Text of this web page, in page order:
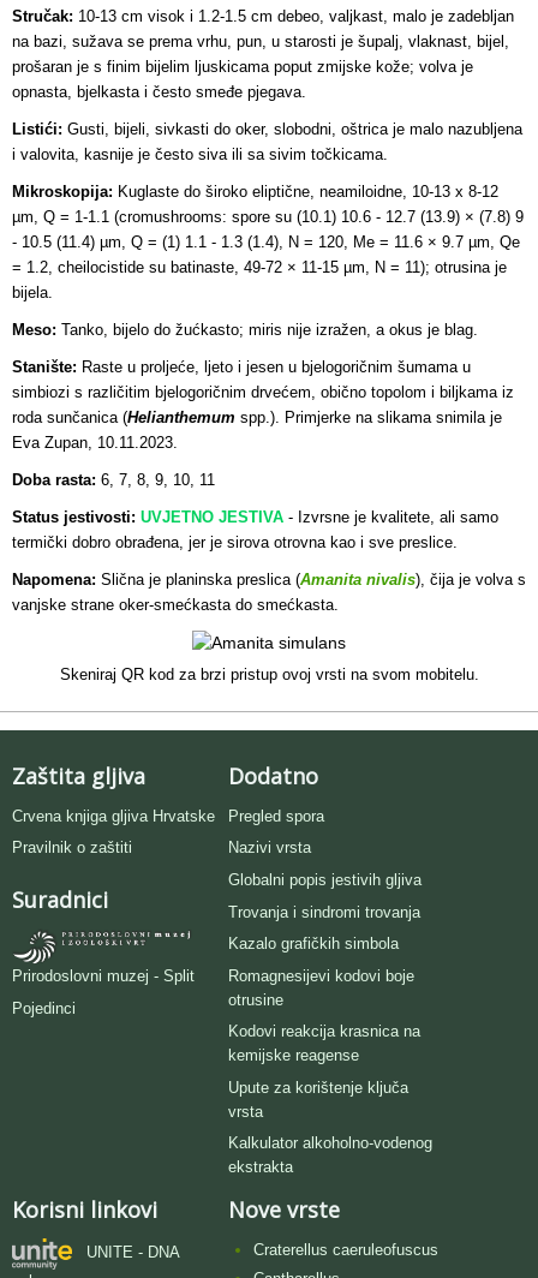
Stručak: 10-13 cm visok i 1.2-1.5 cm debeo, valjkast, malo je zadebljan
na bazi, sužava se prema vrhu, pun, u starosti je šupalj, vlaknast, bijel,
prošaran je s finim bijelim ljuskicama poput zmijske kože; volva je
opnasta, bjelkasta i često smeđe pjegava.
Listići: Gusti, bijeli, sivkasti do oker, slobodni, oštrica je malo nazubljena
i valovita, kasnije je često siva ili sa sivim točkicama.
Mikroskopija: Kuglaste do široko eliptične, neamiloidne, 10-13 x 8-12
µm, Q = 1-1.1 (cromushrooms: spore su (10.1) 10.6 - 12.7 (13.9) × (7.8) 9
- 10.5 (11.4) µm, Q = (1) 1.1 - 1.3 (1.4), N = 120, Me = 11.6 × 9.7 µm, Qe
= 1.2, cheilocistide su batinaste, 49-72 × 11-15 µm, N = 11); otrusina je
bijela.
Meso: Tanko, bijelo do žućkasto; miris nije izražen, a okus je blag.
Stanište: Raste u proljeće, ljeto i jesen u bjelogoričnim šumama u
simbiozi s različitim bjelogoričnim drvećem, obično topolom i biljkama iz
roda sunčanica (Helianthemum spp.). Primjerke na slikama snimila je
Eva Zupan, 10.11.2023.
Doba rasta: 6, 7, 8, 9, 10, 11
Status jestivosti: UVJETNO JESTIVA - Izvrsne je kvalitete, ali samo
termički dobro obrađena, jer je sirova otrovna kao i sve preslice.
Napomena: Slična je planinska preslica (Amanita nivalis), čija je volva s
vanjske strane oker-smećkasta do smećkasta.
Skeniraj QR kod za brzi pristup ovoj vrsti na svom mobitelu.
Zaštita gljiva
Crvena knjiga gljiva Hrvatske
Pravilnik o zaštiti
Suradnici
Prirodoslovni muzej - Split
Pojedinci
Dodatno
Pregled spora
Nazivi vrsta
Globalni popis jestivih gljiva
Trovanja i sindromi trovanja
Kazalo grafičkih simbola
Romagnesijevi kodovi boje
otrusine
Kodovi reakcija krasnica na
kemijske reagense
Upute za korištenje ključa
vrsta
Kalkulator alkoholno-vodenog
ekstrakta
Korisni linkovi
UNITE - DNA
Nove vrste
Craterellus caeruleofuscus